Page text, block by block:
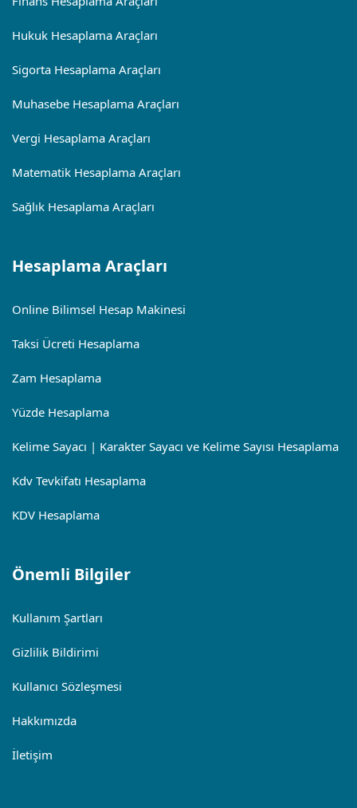
Hukuk Hesaplama Araçları
Sigorta Hesaplama Araçları
Muhasebe Hesaplama Araçları
Vergi Hesaplama Araçları
Matematik Hesaplama Araçları
Sağlık Hesaplama Araçları
Hesaplama Araçları
Online Bilimsel Hesap Makinesi
Taksi Ücreti Hesaplama
Zam Hesaplama
Yüzde Hesaplama
Kelime Sayacı | Karakter Sayacı ve Kelime Sayısı Hesaplama
Kdv Tevkifatı Hesaplama
KDV Hesaplama
Önemli Bilgiler
Kullanım Şartları
Gizlilik Bildirimi
Kullanıcı Sözleşmesi
Hakkımızda
İletişim